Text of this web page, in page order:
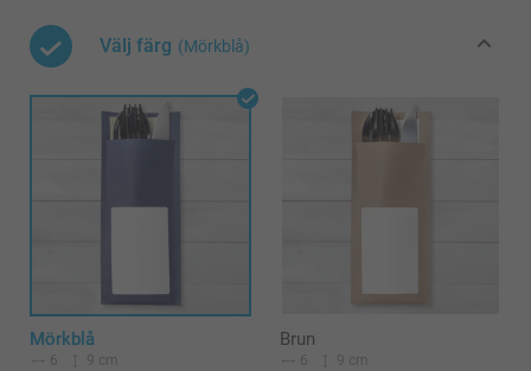
Välj färg (Mörkblå)
Mörkblå
6 9 cm
Brun
6 9 cm